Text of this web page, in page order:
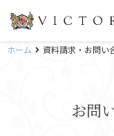
ホーム 資料請求・お問い
お問